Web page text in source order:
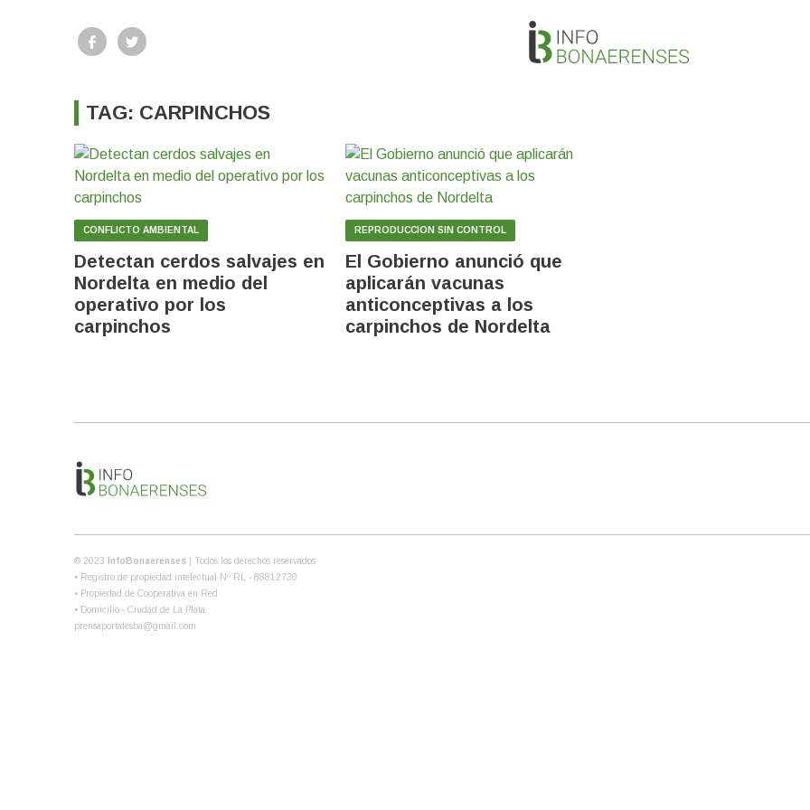
TAG: CARPINCHOS
CONFLICTO AMBIENTAL
Detectan cerdos salvajes en
Nordelta en medio del
operativo por los
carpinchos
REPRODUCCION SIN CONTROL
El Gobierno anunció que
aplicarán vacunas
anticonceptivas a los
carpinchos de Nordelta
© 2023 InfoBonaerenses
| Todos los derechos reservados
• Registro de propiedad intelectual Nº RL - 88812730
• Propiedad de Cooperativa en Red
• Domicilio - Ciudad de La Plata
prensaportalesba@gmail.com